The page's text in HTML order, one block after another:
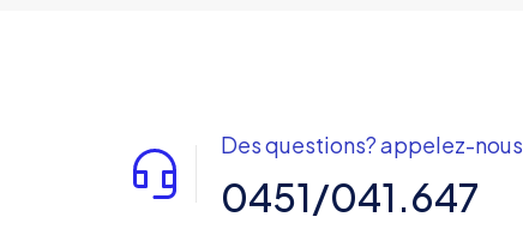
Des questions? appelez-nous
0451/041.647